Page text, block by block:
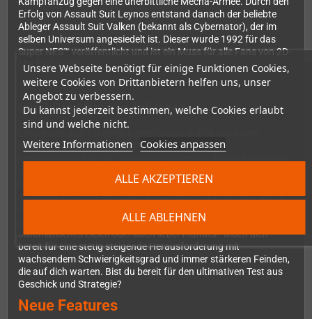
Unsere Webseite benötigt für einige Funktionen Cookies,
weitere Cookies von Drittanbietern helfen uns, unser
Angebot zu verbessern.
Du kannst jederzeit bestimmen, welche Cookies erlaubt
sind und welche nicht.
Weitere Informationen Cookies anpassen
ALLE ABLEHNEN
ALLE AKZEPTIEREN
Erfolg von Assault Suit Leynos entstand danach der beliebte
Ableger Assault Suit Valken (bekannt als Cybernator), der im
selben Universum angesiedelt ist. Dieser wurde 1992 für das
Super NES™ veröffentlicht und ist ein Muss für alle Fans von 2D-
Mecha-Action!
Unzählige Offensivmöglichkeiten
riesigen Waffenarsenal und kämpfe dich durch 7
herausfordernde Level. Passe die Parameter deines Anzugs an
noch stärkere Waffen frei, darunter einige, die erst aufgrund
moderner Bugfixes verfügbar sind. Sieh zu, wie die Wahl deiner
perfekt an diese Situation anpasst. Du hast du Wahl:
automatisches Zielen oder doch lieber manuell? Mach dich
bereit für eine stetig steigende Herausforderung mit
wachsendem Schwierigkeitsgrad und immer stärkeren Feinden,
die auf dich warten. Bist du bereit für den ultimativen Test aus
Geschick und Strategie?
Neue Features